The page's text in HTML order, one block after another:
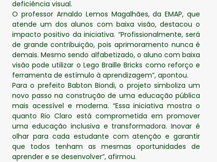
deficiência visual.
O professor Arnaldo Lemos Magalhães, da EMAP, que
atende um dos alunos com baixa visão, destacou o
impacto positivo da iniciativa. “Profissionalmente, será
de grande contribuição, pois aprimoramento nunca é
demais. Mesmo sendo alfabetizado, o aluno com baixa
visão pode utilizar o Lego Braille Bricks como reforço e
ferramenta de estímulo à aprendizagem”, apontou.
Para o prefeito Babton Biondi, o projeto simboliza um
novo passo na construção de uma educação pública
mais acessível e moderna. “Essa iniciativa mostra o
quanto Rio Claro está comprometida em promover
uma educação inclusiva e transformadora. Inovar é
olhar para cada estudante com atenção e garantir
que todos tenham as mesmas oportunidades de
aprender e se desenvolver”, afirmou.